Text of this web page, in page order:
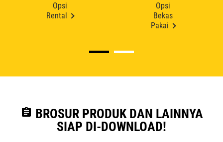
Opsi
Rental
Opsi
Bekas
Pakai
assignment BROSUR PRODUK DAN LAINNYA
SIAP DI-DOWNLOAD!